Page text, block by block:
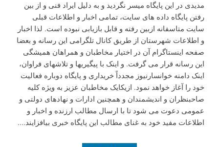
مدیدی در این پایگاه میسر نگردید و به دلیل ایراد فنی و از بین
رفتن پایگاه داده های سایت، تمامی اخبار و اطلاعات قبلی
سایت متاسفانه ازبین رفته و قابل بازیابی نبوده است. لذا اخبار
و اطلاعات شهرستان از طریق کانال تلگرامی این رسانه و بعضا
صفحه اینستاگرام آن در اختیار مخاطبان و همراهان همیشگی
این رسانه قرار می گرفت. و اینک با پیگیریها و تلاشهای فراوان،
اینک دامنه خوانسارنیوز مجدداً خریداری و پایگاه دوباره فعالیت
خود را آغاز خواهد نمود. ازیکایک مخاطبان عزیز به ویژه کلیه
صاحبنظران و اندیشمندان و همچنین ادارات و نهادهای دولتی و
عمومی دعوت می شود تا با ارسال مطالب ارزنده و اخبار و
اطلاعات مفید خود به غنای مطالب این پایگاه خبری بیافزایند....